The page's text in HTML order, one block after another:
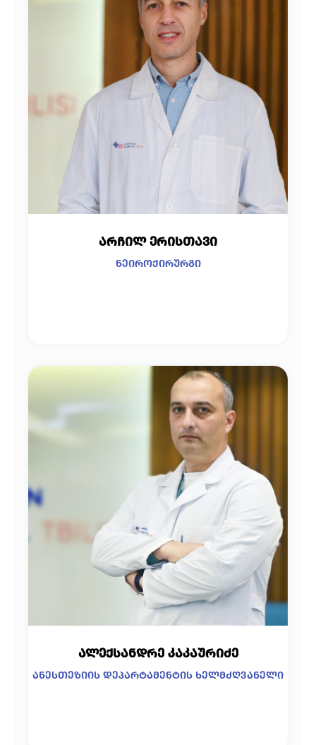
არჩილ ერისთავი
ნეიროქირურგი
ალექსანდრე კაკაურიძე
ანესთეზიის დეპარტამენტის ხელმძღვანელი